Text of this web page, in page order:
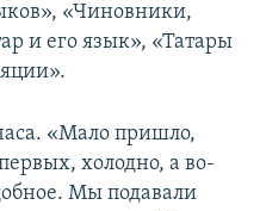
«Чиновники,
и его язык», «Татары
«Мало пришло,
холодно, а во-
Мы подавали